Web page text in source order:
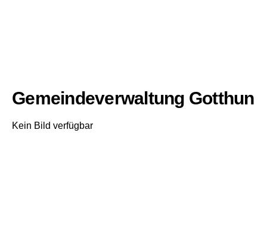
Gemeindeverwaltung Gotthun
Kein Bild verfügbar